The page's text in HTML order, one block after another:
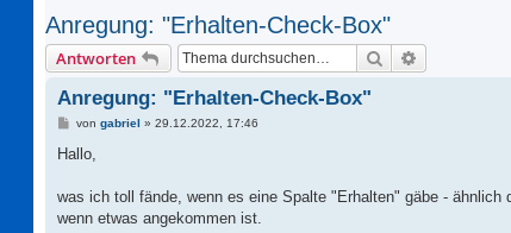
Anregung: "Erhalten-Check-Box"
Antworten Suche
Anregung: "Erhalten-Check-Box"
B
i
a
von gabriel » 29.12.2022, 17:46
Hallo,
was ich toll fände, wenn es eine Spalte "Erhalten" gäbe -
wenn etwas angekommen ist.